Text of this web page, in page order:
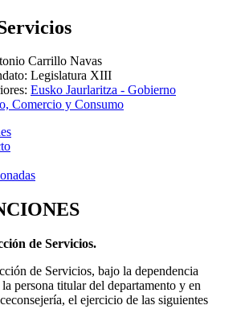
Carrillo Navas
: Legislatura XIII
: Eusko Jaurlaritza - Gobierno
Comercio y Consumo
de Servicios.
de Servicios, bajo la dependencia
persona titular del departamento y en
el ejercicio de las siguientes